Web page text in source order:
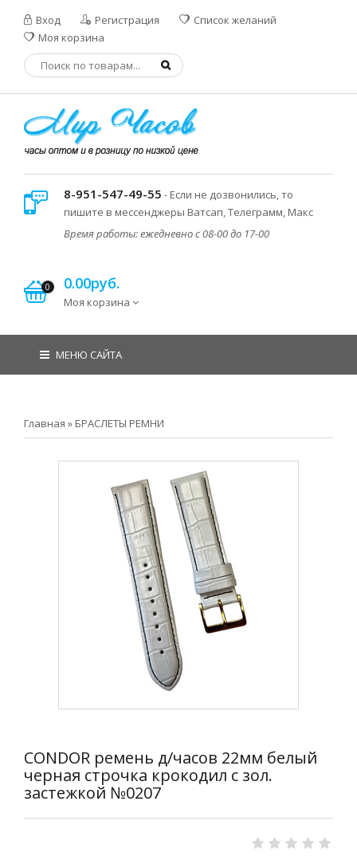
Вход Регистрация
Список желаний
Моя корзина
8-951-547-49-55 - Если не дозвонились, то
пишите в мессенджеры Ватсап, Телеграмм, Макс
Время работы: ежедневно с 08-00 до 17-00
0 0.00руб.
Моя корзина
МЕНЮ САЙТА
Главная » БРАСЛЕТЫ РЕМНИ
CONDOR ремень д/часов 22мм белый
черная строчка крокодил с зол.
застежкой №0207